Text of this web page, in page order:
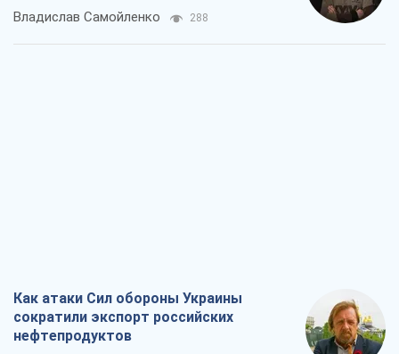
Владислав Самойленко 288
Как атаки Сил обороны Украины
сократили экспорт российских
нефтепродуктов